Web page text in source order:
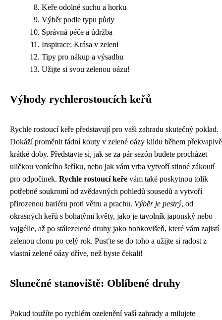
Keře odolné suchu a horku
Výběr podle typu půdy
Správná péče a údržba
Inspirace: Krása v zeleni
Tipy pro nákup a výsadbu
Užijte si svou zelenou oázu!
Výhody rychlerostoucích keřů
Rychle rostoucí keře představují pro vaši zahradu skutečný poklad.
Dokáží proměnit fádní kouty v zelené oázy klidu během překvapivě
krátké doby. Představte si, jak se za pár sezón budete procházet
uličkou vonícího šeříku, nebo jak vám vrba vytvoří stinné zákoutí
pro odpočinek. Rychle rostoucí keře vám také poskytnou tolik
potřebné soukromí od zvědavných pohledů sousedů a vytvoří
přirozenou bariéru proti větru a prachu. Výběr je pestrý, od
okrasných keřů s bohatými květy, jako je tavolník japonský nebo
vajgélie, až po stálezelené druhy jako bobkovišeň, které vám zajistí
zelenou clonu po celý rok. Pusťte se do toho a užijte si radost z
vlastní zelené oázy dříve, než byste čekali!
Slunečné stanoviště: Oblíbené druhy
Pokud toužíte po rychlém ozelenění vaší zahrady a milujete